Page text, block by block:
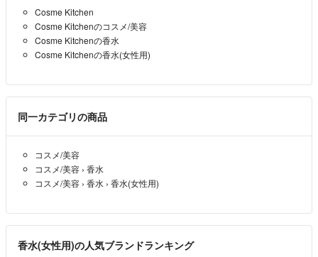
2024/4/27追記
インボイス対応の領収書発行可能です！
ご希望の方は購入後、宛名、但書き等お伝えください。
1日に何件も注文が来ることもあり、コメント返し等抜ける場合もあり
と書いてるものは基本的に封筒にポンと入れて送ります。嫌な方は購入
をお控え下さい。
manamana- 2年以上前
即購入可能です！
Cosme Kitchen
Cosme Kitchenのコスメ/美容
Cosme Kitchenの香水
Cosme Kitchenの香水(女性用)
同一カテゴリの商品
コスメ/美容
コスメ/美容 › 香水
コスメ/美容 › 香水 › 香水(女性用)
香水(女性用)の人気ブランドランキング